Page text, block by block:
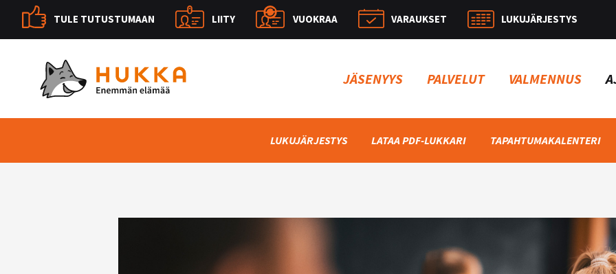
TULE TUTUSTUMAAN LIITY VUOKRAA VARAUKSET LUKUJÄRJESTYS
JÄSENYYS PALVELUT VALMENNUS
LUKUJÄRJESTYS LATAA PDF-LUKKARI TAPAHTUMAKALENTERI